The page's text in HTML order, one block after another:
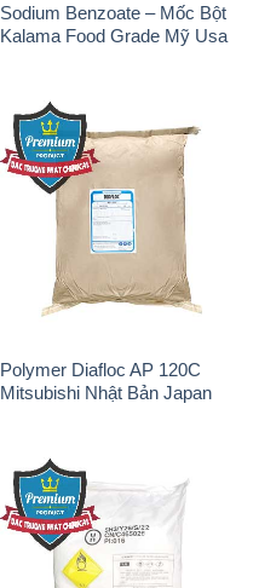
Sodium Benzoate – Mốc Bột
Kalama Food Grade Mỹ Usa
Polymer Diafloc AP 120C
Mitsubishi Nhật Bản Japan